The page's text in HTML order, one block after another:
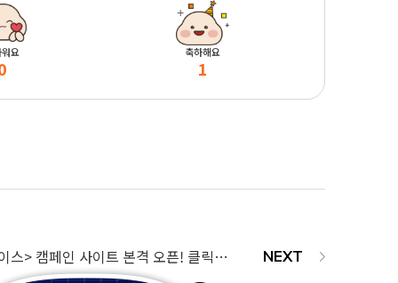
요 축하해요
1
365mc <지방이레이스> 캠페인 사이트 본격 오픈! 클릭만으로 특별한 세계로 초대합니다!